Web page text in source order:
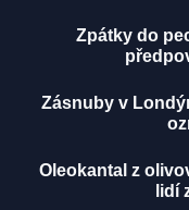
Zpátky do
Zásnuby v
Oleokantal z
lidí